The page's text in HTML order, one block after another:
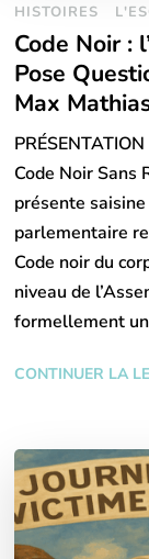
HISTOIRES
Code Noir :
Pose
Max
Code Noir Sans
présente
parlementaire
Code noir du
niveau de
formellement
CONTINUER LA